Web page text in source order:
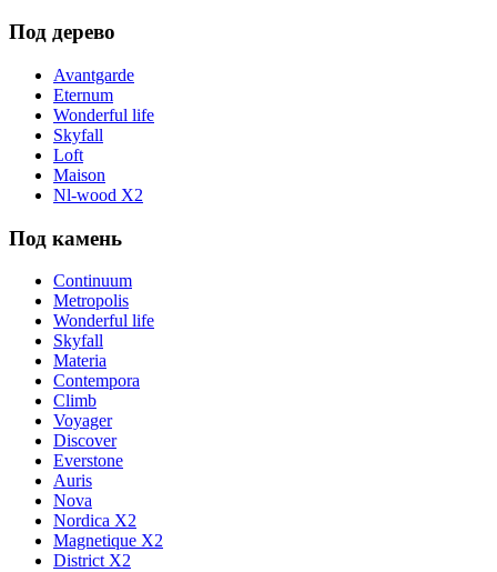
Под дерево
Avantgarde
Eternum
Wonderful life
Skyfall
Loft
Maison
Nl-wood X2
Под камень
Continuum
Metropolis
Wonderful life
Skyfall
Materia
Contempora
Climb
Voyager
Discover
Everstone
Auris
Nova
Nordica X2
Magnetique X2
District X2